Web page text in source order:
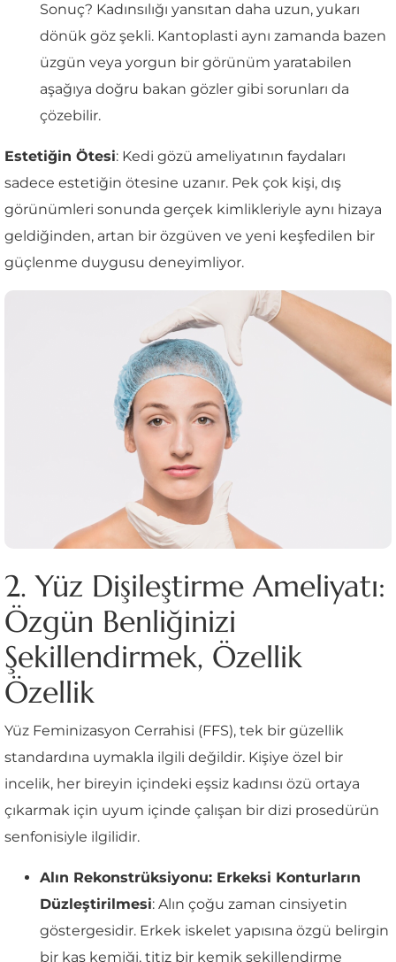
Sonuç? Kadınsılığı yansıtan daha uzun, yukarı
dönük göz şekli. Kantoplasti aynı zamanda bazen
üzgün veya yorgun bir görünüm yaratabilen
aşağıya doğru bakan gözler gibi sorunları da
çözebilir.
Estetiğin Ötesi: Kedi gözü ameliyatının faydaları
sadece estetiğin ötesine uzanır. Pek çok kişi, dış
görünümleri sonunda gerçek kimlikleriyle aynı hizaya
geldiğinden, artan bir özgüven ve yeni keşfedilen bir
güçlenme duygusu deneyimliyor.
2. Yüz Dişileştirme Ameliyatı:
Özgün Benliğinizi
Şekillendirmek, Özellik
Özellik
Yüz Feminizasyon Cerrahisi (FFS), tek bir güzellik
standardına uymakla ilgili değildir. Kişiye özel bir
incelik, her bireyin içindeki eşsiz kadınsı özü ortaya
çıkarmak için uyum içinde çalışan bir dizi prosedürün
senfonisiyle ilgilidir.
Alın Rekonstrüksiyonu: Erkeksi Konturların
Düzleştirilmesi: Alın çoğu zaman cinsiyetin
göstergesidir. Erkek iskelet yapısına özgü belirgin
bir kaş kemiği, titiz bir kemik şekillendirme